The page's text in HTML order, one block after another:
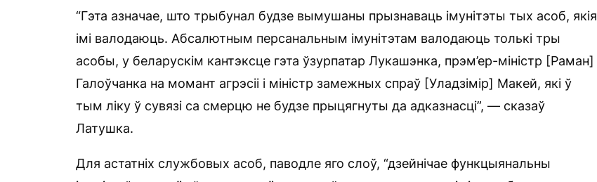
“Гэта азначае, што трыбунал будзе вымушаны прызнаваць імунітэты тых асоб, якія
імі валодаюць. Абсалютным персанальным імунітэтам валодаюць толькі тры
асобы, у беларускім кантэксце гэта ўзурпатар Лукашэнка, прэм’ер-міністр [Раман]
Галоўчанка на момант агрэсіі і міністр замежных спраў [Уладзімір] Макей, які ў
тым ліку ў сувязі са смерцю не будзе прыцягнуты да адказнасці”, — сказаў
Латушка.
Для астатніх службовых асоб, паводле яго слоў, “дзейнічае функцыянальны